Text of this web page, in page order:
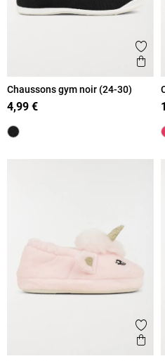
Chaussons gym noir (24-30)
4,99 €